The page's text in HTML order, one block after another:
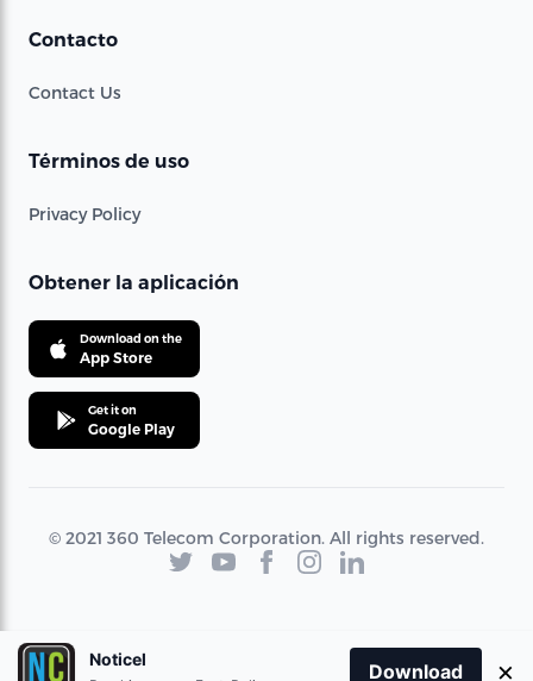
Contacto
Contact Us
Términos de uso
Privacy Policy
Obtener la aplicación
Download on the
App Store
Get it on
Google Play
© 2021 360 Telecom Corporation. All rights reserved.
Noticel
Download ×